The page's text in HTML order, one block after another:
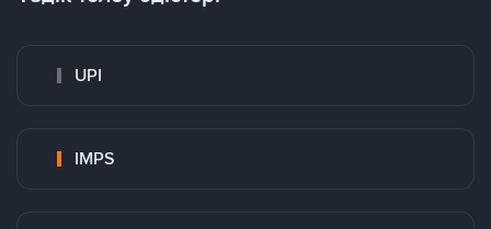
UPI
IMPS